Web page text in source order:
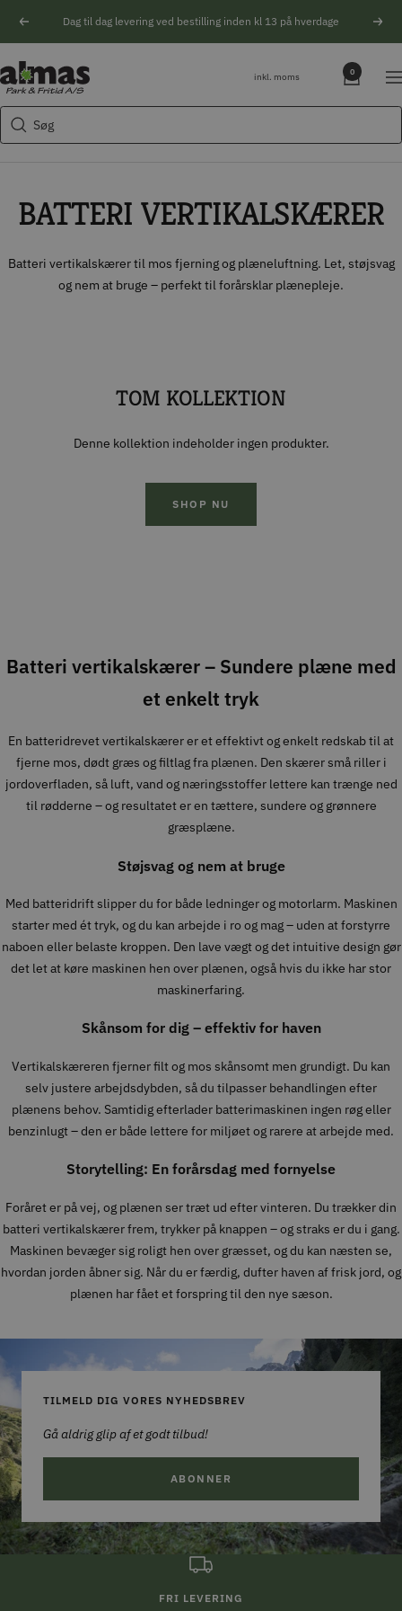
Forrige Dag til dag levering ved bestilling inden kl 13 på hverdage
Søg
Almas
Park
&
Fritid
inkl. moms 0
BATTERI VERTIKALSKÆRER
Batteri vertikalskærer til mos fjerning og plæneluftning. Let, støjsvag
og nem at bruge – perfekt til forårsklar plænepleje.
TOM KOLLEKTION
Denne kollektion indeholder ingen produkter.
SHOP NU
Batteri vertikalskærer – Sundere plæne med
et enkelt tryk
En batteridrevet vertikalskærer er et effektivt og enkelt redskab til at
fjerne mos, dødt græs og filtlag fra plænen. Den skærer små riller i
jordoverfladen, så luft, vand og næringsstoffer lettere kan trænge ned
til rødderne – og resultatet er en tættere, sundere og grønnere
græsplæne.
Støjsvag og nem at bruge
Med batteridrift slipper du for både ledninger og motorlarm. Maskinen
starter med ét tryk, og du kan arbejde i ro og mag – uden at forstyrre
naboen eller belaste kroppen. Den lave vægt og det intuitive design gør
det let at køre maskinen hen over plænen, også hvis du ikke har stor
maskinerfaring.
Skånsom for dig – effektiv for haven
Vertikalskæreren fjerner filt og mos skånsomt men grundigt. Du kan
selv justere arbejdsdybden, så du tilpasser behandlingen efter
plænens behov. Samtidig efterlader batterimaskinen ingen røg eller
benzinlugt – den er både lettere for miljøet og rarere at arbejde med.
Storytelling: En forårsdag med fornyelse
Foråret er på vej, og plænen ser træt ud efter vinteren. Du trækker din
batteri vertikalskærer frem, trykker på knappen – og straks er du i gang.
Maskinen bevæger sig roligt hen over græsset, og du kan næsten se,
hvordan jorden åbner sig. Når du er færdig, dufter haven af frisk jord, og
plænen har fået et forspring til den nye sæson.
TILMELD DIG VORES NYHEDSBREV
Gå aldrig glip af et godt tilbud!
ABONNER
FRI LEVERING
Søgeforslag
Husqvarna motorsav
Kikkert
Blink